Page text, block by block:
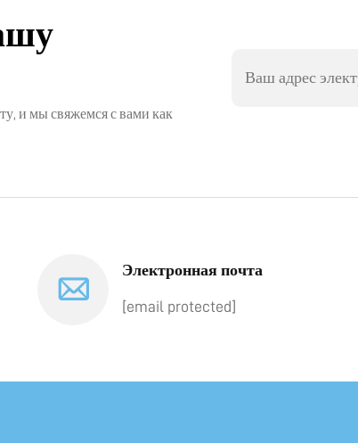
и мы свяжемся с вами как
Электронная почта
[email protected]